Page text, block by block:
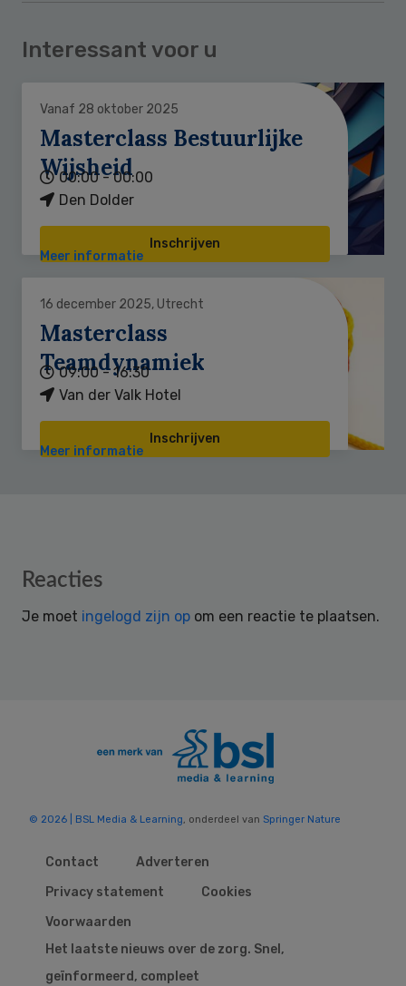
Interessant voor u
Vanaf 28 oktober 2025
Masterclass Bestuurlijke
Wijsheid
00:00 - 00:00
Den Dolder
Inschrijven
Meer informatie
16 december 2025, Utrecht
Masterclass
Teamdynamiek
09:00 - 16:30
Van der Valk Hotel
Inschrijven
Meer informatie
Reader
Reacties
Je moet ingelogd zijn op om een reactie te plaatsen.
© 2026 | BSL Media & Learning, onderdeel van Springer Nature
Contact
Adverteren
Privacy statement
Cookies
Voorwaarden
Het laatste nieuws over de zorg. Snel,
geïnformeerd, compleet